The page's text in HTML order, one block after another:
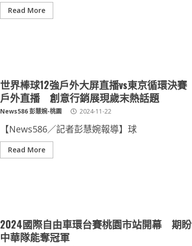
Read More
世界棒球12強戶外大屏直播vs東京循環決賽
戶外直播 創意行銷展現歲末熱話題
News586 彭慧婉-桃園 2024-11-22
【News586／記者彭慧婉報導】球
Read More
2024國際自由車環台賽桃園市站開幕 期盼
中華隊能奪冠軍